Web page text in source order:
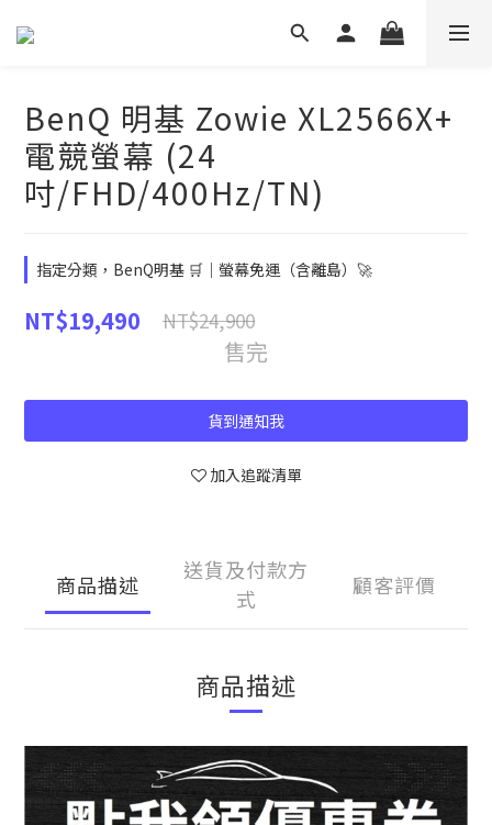
BenQ 明基 Zowie XL2566X+
電競螢幕 (24
吋/FHD/400Hz/TN)
指定分類，BenQ明基 🛒｜螢幕免運（含離島）🚀
NT$19,490 NT$24,900
售完
貨到通知我
加入追蹤清單
商品描述
送貨及付款方
式
顧客評價
商品描述